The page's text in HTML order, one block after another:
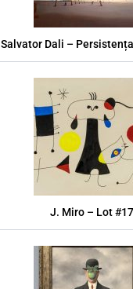
Salvator Dali –
J. Miro – Lot #17